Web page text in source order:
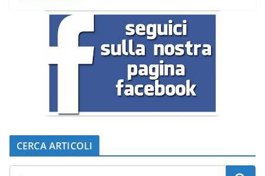
CERCA ARTICOLI